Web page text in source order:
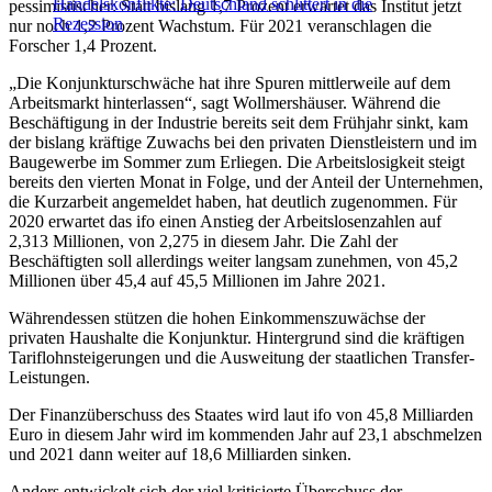
Handelskonflikte: Deutschland schlittert in die
Rezession
pessimistischer: Statt bislang 1,7 Prozent erwartet das Institut jetzt
nur noch 1,2 Prozent Wachstum. Für 2021 veranschlagen die
Forscher 1,4 Prozent.
„Die Konjunkturschwäche hat ihre Spuren mittlerweile auf dem
Arbeitsmarkt hinterlassen“, sagt Wollmershäuser. Während die
Beschäftigung in der Industrie bereits seit dem Frühjahr sinkt, kam
der bislang kräftige Zuwachs bei den privaten Dienstleistern und im
Baugewerbe im Sommer zum Erliegen. Die Arbeitslosigkeit steigt
bereits den vierten Monat in Folge, und der Anteil der Unternehmen,
die Kurzarbeit angemeldet haben, hat deutlich zugenommen. Für
2020 erwartet das ifo einen Anstieg der Arbeitslosenzahlen auf
2,313 Millionen, von 2,275 in diesem Jahr. Die Zahl der
Beschäftigten soll allerdings weiter langsam zunehmen, von 45,2
Millionen über 45,4 auf 45,5 Millionen im Jahre 2021.
Währendessen stützen die hohen Einkommenszuwächse der
privaten Haushalte die Konjunktur. Hintergrund sind die kräftigen
Tariflohnsteigerungen und die Ausweitung der staatlichen Transfer-
Leistungen.
Der Finanzüberschuss des Staates wird laut ifo von 45,8 Milliarden
Euro in diesem Jahr wird im kommenden Jahr auf 23,1 abschmelzen
und 2021 dann weiter auf 18,6 Milliarden sinken.